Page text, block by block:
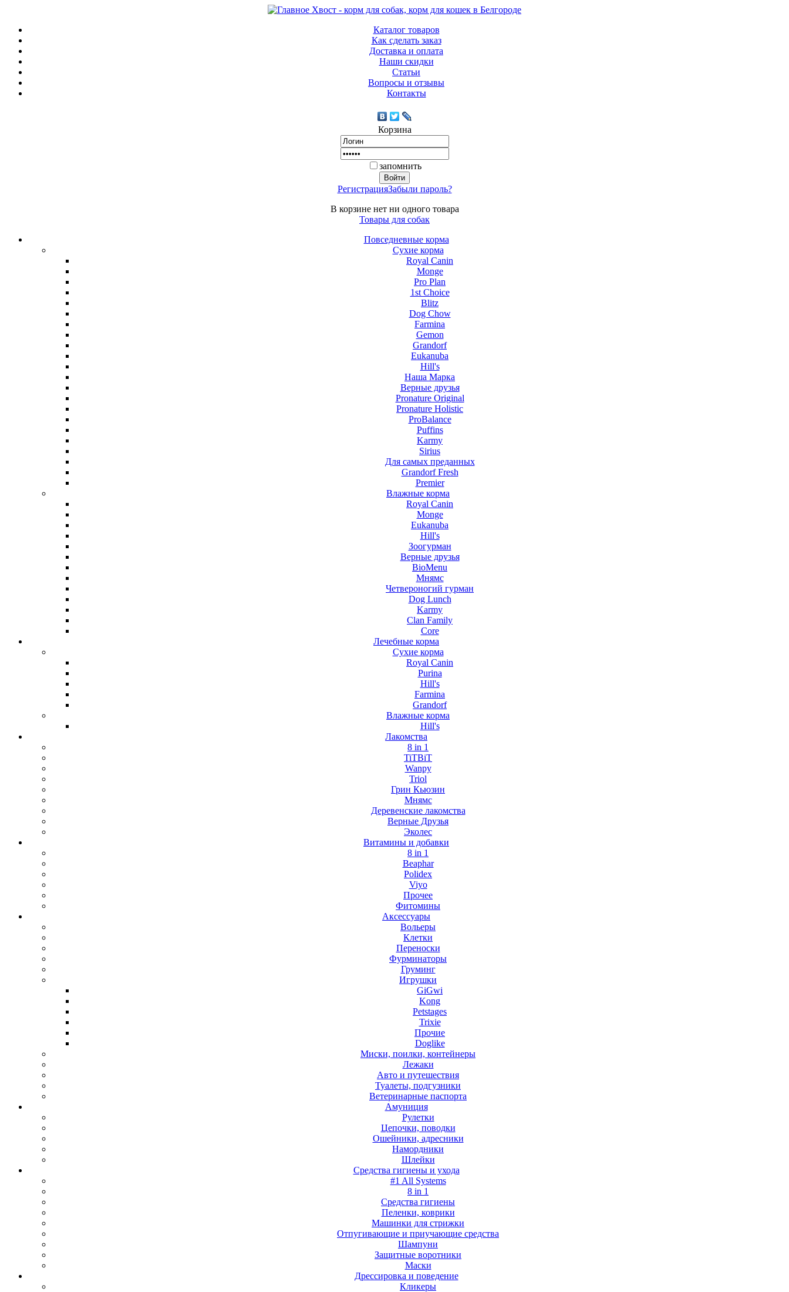
Каталог товаров
Как сделать заказ
Доставка и оплата
Наши скидки
Статьи
Вопросы и отзывы
Контакты
Корзина
запомнить
РегистрацияЗабыли пароль?
В корзине нет ни одного товара
Товары для собак
Повседневные корма
Сухие корма
Royal Canin
Monge
Pro Plan
1st Choice
Blitz
Dog Chow
Farmina
Gemon
Grandorf
Eukanuba
Hill's
Наша Марка
Верные друзья
Pronature Original
Pronature Holistic
ProBalance
Puffins
Karmy
Sirius
Для самых преданных
Grandorf Fresh
Premier
Влажные корма
Royal Canin
Monge
Eukanuba
Hill's
Зоогурман
Верные друзья
BioMenu
Мнямс
Четвероногий гурман
Dog Lunch
Karmy
Clan Family
Core
Лечебные корма
Сухие корма
Royal Canin
Purina
Hill's
Farmina
Grandorf
Влажные корма
Hill's
Лакомства
8 in 1
TiTBiT
Wanpy
Triol
Грин Кьюзин
Мнямс
Деревенские лакомства
Верные Друзья
Эколес
Витамины и добавки
8 in 1
Beaphar
Polidex
Viyo
Прочее
Фитомины
Аксессуары
Вольеры
Клетки
Переноски
Фурминаторы
Груминг
Игрушки
GiGwi
Kong
Petstages
Trixie
Прочие
Doglike
Миски, поилки, контейнеры
Лежаки
Авто и путешествия
Туалеты, подгузники
Ветеринарные паспорта
Амуниция
Рулетки
Цепочки, поводки
Ошейники, адресники
Намордники
Шлейки
Средства гигиены и ухода
#1 All Systems
8 in 1
Средства гигиены
Пеленки, коврики
Машинки для стрижки
Отпугивающие и приучающие средства
Шампуни
Защитные воротники
Маски
Дрессировка и поведение
Кликеры